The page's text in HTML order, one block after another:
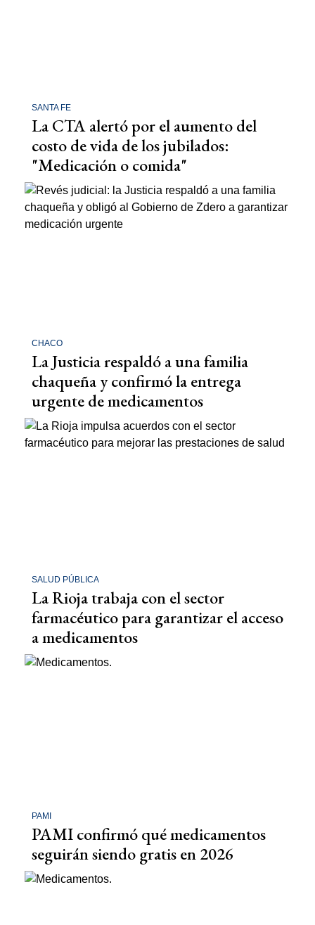
SANTA FE
La CTA alertó por el aumento del
costo de vida de los jubilados:
"Medicación o comida"
CHACO
La Justicia respaldó a una familia
chaqueña y confirmó la entrega
urgente de medicamentos
SALUD PÚBLICA
La Rioja trabaja con el sector
farmacéutico para garantizar el acceso
a medicamentos
PAMI
PAMI confirmó qué medicamentos
seguirán siendo gratis en 2026